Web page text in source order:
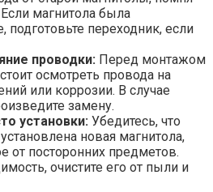
магнитола была
подготовьте переходник, если
проводки: Перед монтажом
осмотреть провода на
или коррозии. В случае
замену.
установки: Убедитесь, что
новая магнитола,
от посторонних предметов.
очистите его от пыли и